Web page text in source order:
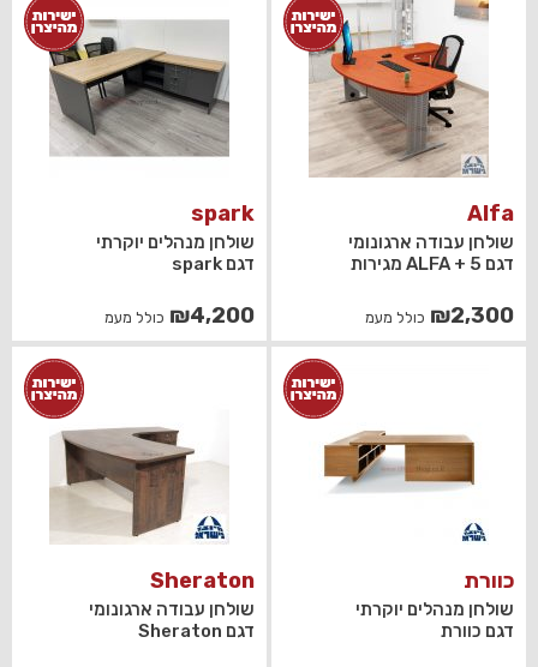
Alfa
שולחן עבודה ארגונומי
דגם ALFA + 5 מגירות
₪2,300 כולל מעמ
spark
שולחן מנהלים יוקרתי
דגם spark
₪4,200 כולל מעמ
כוורת
שולחן מנהלים יוקרתי
דגם כוורת
Sheraton
שולחן עבודה ארגונומי
דגם Sheraton